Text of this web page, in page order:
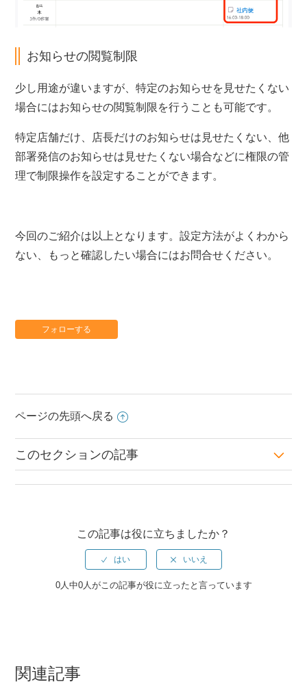
お知らせの閲覧制限
少し用途が違いますが、特定のお知らせを見せたくない
場合にはお知らせの閲覧制限を行うことも可能です。
特定店舗だけ、店長だけのお知らせは見せたくない、他
部署発信のお知らせは見せたくない場合などに権限の管
理で制限操作を設定することができます。
今回のご紹介は以上となります。設定方法がよくわから
ない、もっと確認したい場合にはお問合せください。
フォローする
ページの先頭へ戻る
このセクションの記事
担当店舗のフォロー、簡単にできていますか？
回答つきお知らせを店舗ごとに発信していませんか？
この記事は役に立ちましたか？
0人中0人がこの記事が役に立ったと言っています
関連記事